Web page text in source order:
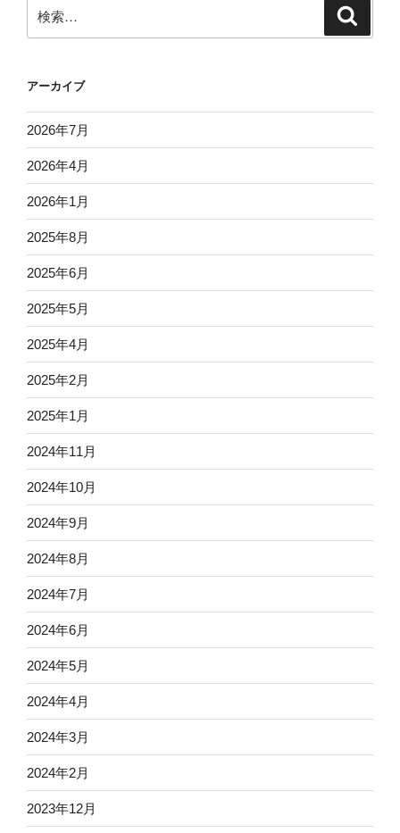
ン
索:
アーカイブ
2026年7月
2026年4月
2026年1月
2025年8月
2025年6月
2025年5月
2025年4月
2025年2月
2025年1月
2024年11月
2024年10月
2024年9月
2024年8月
2024年7月
2024年6月
2024年5月
2024年4月
2024年3月
2024年2月
2023年12月